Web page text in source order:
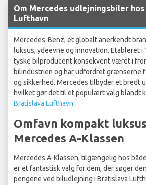
Om Mercedes udlejningsbiler
Lufthavn
Mercedes-Benz, et globalt anerkendt
luksus, ydeevne og innovation. Etableret i
tyske bilproducent konsekvent været i
bilindustrien og har udfordret grænserne
og sikkerhed. Mercedes tilbyder et bredt
hvilket gør det til et populært valg blandt
Bratislava Lufthavn.
Omfavn kompakt
Mercedes A-Klassen
Mercedes A-Klassen, tilgængelig hos både
er et fantastisk valg for dem, der søger
pengene ved biludlejning i Bratislava